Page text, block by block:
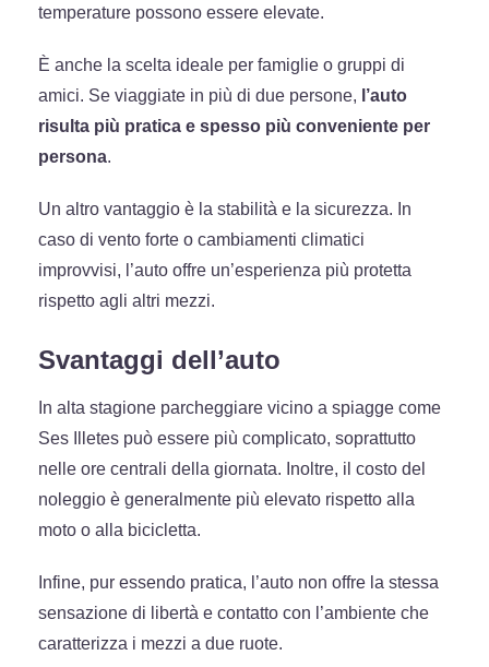
temperature possono essere elevate.
È anche la scelta ideale per famiglie o gruppi di
amici. Se viaggiate in più di due persone, l’auto
risulta più pratica e spesso più conveniente per
persona.
Un altro vantaggio è la stabilità e la sicurezza. In
caso di vento forte o cambiamenti climatici
improvvisi, l’auto offre un’esperienza più protetta
rispetto agli altri mezzi.
Svantaggi dell’auto
In alta stagione parcheggiare vicino a spiagge come
Ses Illetes può essere più complicato, soprattutto
nelle ore centrali della giornata. Inoltre, il costo del
noleggio è generalmente più elevato rispetto alla
moto o alla bicicletta.
Infine, pur essendo pratica, l’auto non offre la stessa
sensazione di libertà e contatto con l’ambiente che
caratterizza i mezzi a due ruote.